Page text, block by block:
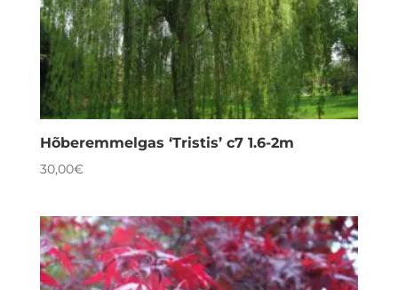
Hõberemmelgas ‘Tristis’ c7 1.6-2m
30,00€